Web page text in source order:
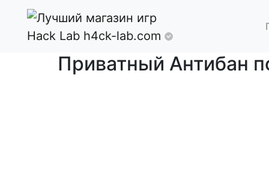
Hack Lab h4ck-lab.com
Приватный Антибан